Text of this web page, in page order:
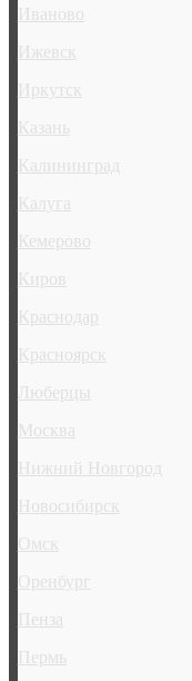
Иваново
Ижевск
Иркутск
Казань
Калининград
Калуга
Кемерово
Киров
Краснодар
Красноярск
Люберцы
Москва
Нижний Новгород
Новосибирск
Омск
Оренбург
Пенза
Пермь